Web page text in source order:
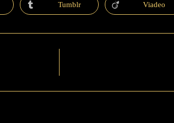
Tumblr Viadeo